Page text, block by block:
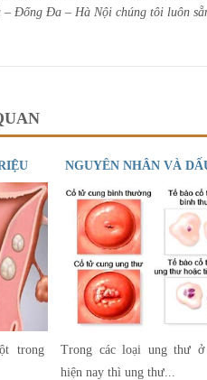
– Đống Đa – Hà Nội chúng tôi luôn
trong
NGUYÊN NHÂN VÀ
UNG THU CỔ TỬ
Trong các loại ung thư
hiện nay thì ung thư...